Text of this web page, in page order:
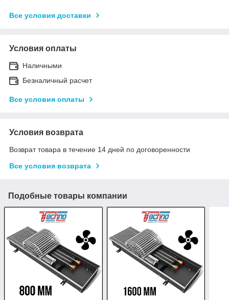
Все условия доставки
Условия оплаты
Наличными
Безналичный расчет
Все условия оплаты
Условия возврата
Возврат товара в течение 14 дней по договоренности
Все условия возврата
Подобные товары компании